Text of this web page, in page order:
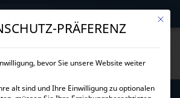
→ Mit
PRÄFERENZ
bevor Sie unsere Website weiter
alt sind und Ihre Einwilligung zu optionalen